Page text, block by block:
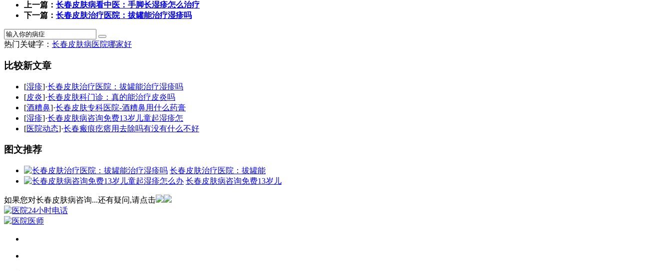
上一篇： 长春皮肤病看中医：手脚长湿疹怎么治疗
下一篇： 长春皮肤治疗医院：拔罐能治疗湿疹吗
热门关键字： 长春皮肤病医院哪家好
比较新文章
[湿疹]·长春皮肤治疗医院：拔罐能治疗湿疹吗
[皮炎]·长春皮肤科门诊：真的能治疗皮炎吗
[酒糟鼻]·长春皮肤专科医院-酒糟鼻用什么药膏
[湿疹]·长春皮肤病咨询免费13岁儿童起湿疹怎
[医院动态]·长春瘢痕疙瘩用去除吗有没有什么不好
图文推荐
长春皮肤治疗医院：拔罐能
长春皮肤病咨询免费13岁儿
如果您对长春皮肤病咨询...还有疑问,请点击